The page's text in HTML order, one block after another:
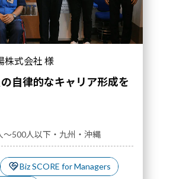
株式会社 様
自律的なキャリア形成を
～500人以下・九州・沖縄
Biz SCORE for Managers